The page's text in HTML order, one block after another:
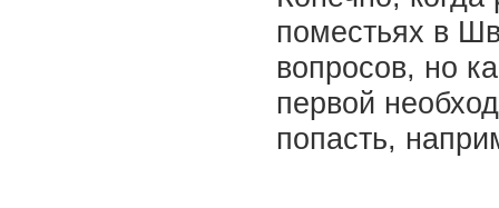
поместьях в
вопросов, но
первой
попасть,